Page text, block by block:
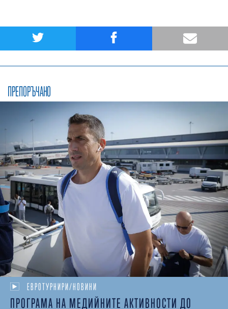
ПРЕПОРЪЧАНО
ЕВРОТУРНИРИ/НОВИНИ
ПРОГРАМА НА МЕДИЙНИТЕ АКТИВНОСТИ ДО